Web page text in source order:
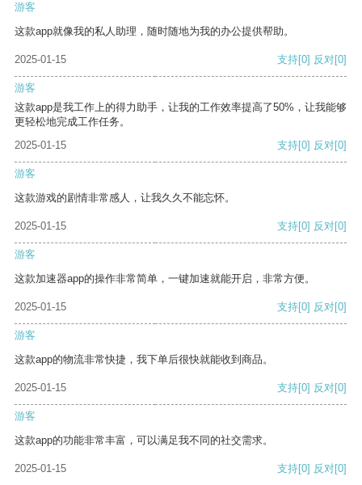
游客
这款app就像我的私人助理，随时随地为我的办公提供帮助。
2025-01-15 支持[0] 反对[0]
游客
这款app是我工作上的得力助手，让我的工作效率提高了50%，让我能够
更轻松地完成工作任务。
2025-01-15
支持[0] 反对[0]
游客
这款游戏的剧情非常感人，让我久久不能忘怀。
2025-01-15 支持[0] 反对[0]
游客
这款加速器app的操作非常简单，一键加速就能开启，非常方便。
2025-01-15 支持[0] 反对[0]
游客
这款app的物流非常快捷，我下单后很快就能收到商品。
2025-01-15 支持[0] 反对[0]
游客
这款app的功能非常丰富，可以满足我不同的社交需求。
2025-01-15 支持[0] 反对[0]